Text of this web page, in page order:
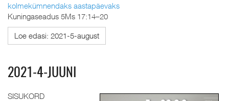
kolmekümnendaks aastapäevaks
Kuningaseadus 5Ms 17:14–20
Loe edasi: 2021-5-august
2021-4-JUUNI
SISUKORD